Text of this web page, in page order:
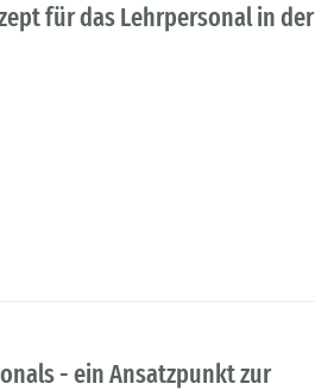
für das Lehrpersonal in der
- ein Ansatzpunkt zur